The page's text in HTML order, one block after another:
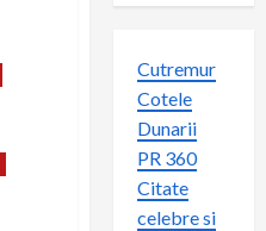
Cutremur
Cotele
Dunarii
PR 360
Citate
celebre si